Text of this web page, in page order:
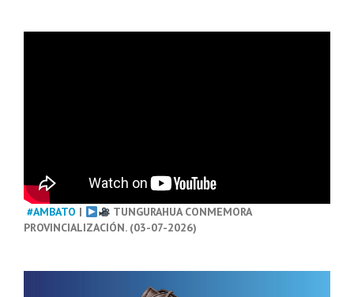
#AMBATO |
TUNGURAHUA CONMEMORA
PROVINCIALIZACIÓN. (03-07-2026)